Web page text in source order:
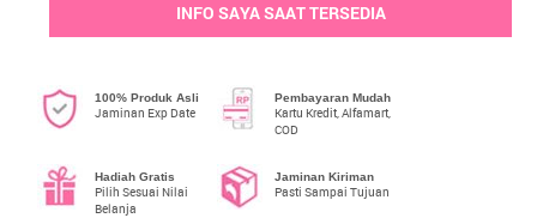
INFO SAYA SAAT TERSEDIA
100% Produk Asli
Jaminan Exp Date
Pembayaran Mudah
Kartu Kredit, Alfamart,
COD
Hadiah Gratis
Pilih Sesuai Nilai
Belanja
Jaminan Kiriman
Pasti Sampai Tujuan